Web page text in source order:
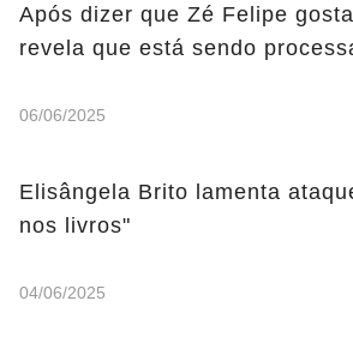
Após dizer que Zé Felipe
revela que está sendo
06/06/2025
Elisângela Brito lamenta
nos livros"
04/06/2025